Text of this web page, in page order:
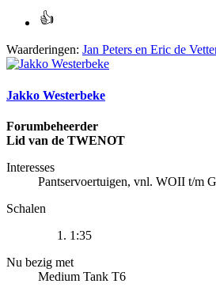
Waarderingen: Jan Peters en Eric de
Jakko Westerbeke
Forumbeheerder
Lid van de TWENOT
Interesses
Pantservoertuigen, vnl. WOII t/m
Schalen
1:35
Nu bezig met
Medium Tank T6